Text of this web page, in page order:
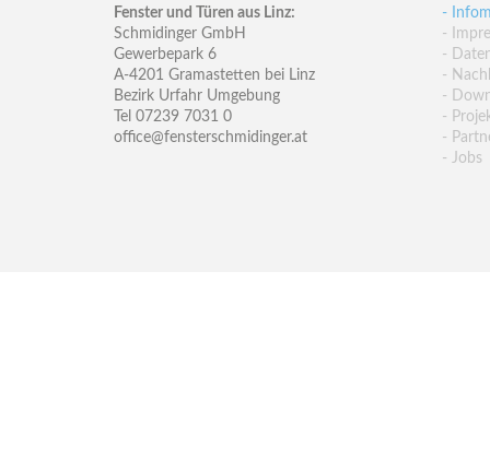
Fenster und Türen aus Linz:
Schmidinger GmbH
Gewerbepark 6
A-4201 Gramastetten bei Linz
Bezirk Urfahr Umgebung
Tel 07239 7031 0
office@fensterschmidinger.at
-
-
-
-
-
-
-
- Jobs